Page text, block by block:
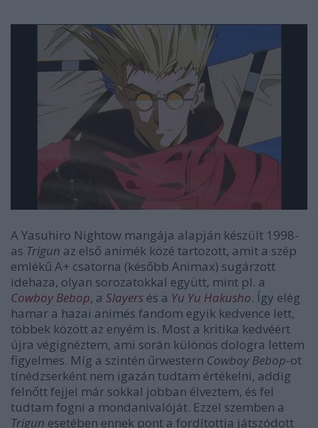
A Yasuhiro Nightow mangája alapján készült 1998-
as Trigun az első animék közé tartozott, amit a szép
emlékű A+ csatorna (később Animax) sugárzott
idehaza, olyan sorozatokkal együtt, mint pl. a
Cowboy Bebop, a Slayers és a Yu Yu Hakusho. Így elég
hamar a hazai animés fandom egyik kedvence lett,
többek között az enyém is. Most a kritika kedvéért
újra végignéztem, ami során különös dologra lettem
figyelmes. Míg a szintén űrwestern Cowboy Bebop-ot
tinédzserként nem igazán tudtam értékelni, addig
felnőtt fejjel már sokkal jobban élveztem, és fel
tudtam fogni a mondanivalóját. Ezzel szemben a
Trigun esetében ennek pont a fordítottja játszódott